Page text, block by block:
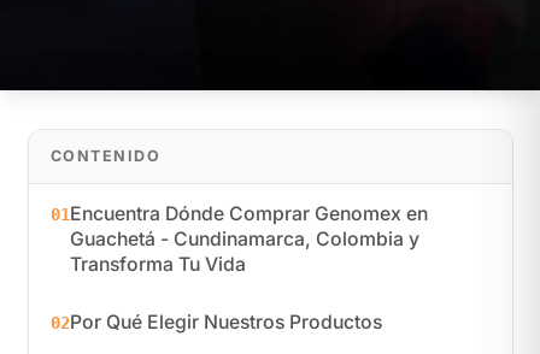
CONTENIDO
01Encuentra Dónde Comprar Genomex en
Guachetá - Cundinamarca, Colombia y
Transforma Tu Vida
02Por Qué Elegir Nuestros Productos